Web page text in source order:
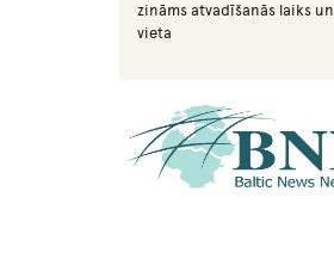
zināms atvadīšanās laiks un
vieta